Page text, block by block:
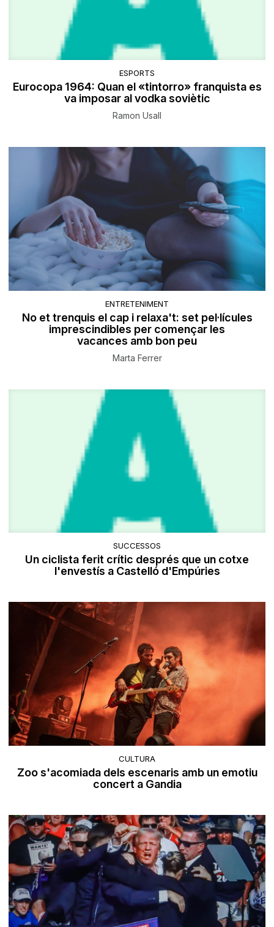
ESPORTS
Eurocopa 1964: Quan el «tintorro» franquista es
va imposar al vodka soviètic
Ramon Usall
ENTRETENIMENT
No et trenquis el cap i relaxa't: set pel·lícules
imprescindibles per començar les
vacances amb bon peu
Marta Ferrer
SUCCESSOS
Un ciclista ferit crític després que un cotxe
l'envestís a Castelló d'Empúries
CULTURA
Zoo s'acomiada dels escenaris amb un emotiu
concert a Gandia